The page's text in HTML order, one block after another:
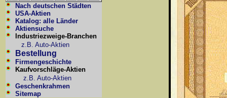
Nach deutschen Städten
USA-Aktien
Katalog: alle Länder
Aktiensuche
Industriezweige-Branchen
z.B. Auto-Aktien
Bestellung
Firmengeschichte
Kaufvorschläge-Aktien
z.B. Auto-Aktien
Geschenkrahmen
Sitemap